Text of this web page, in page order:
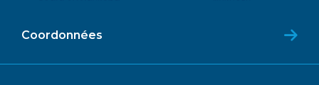
Coordonnées